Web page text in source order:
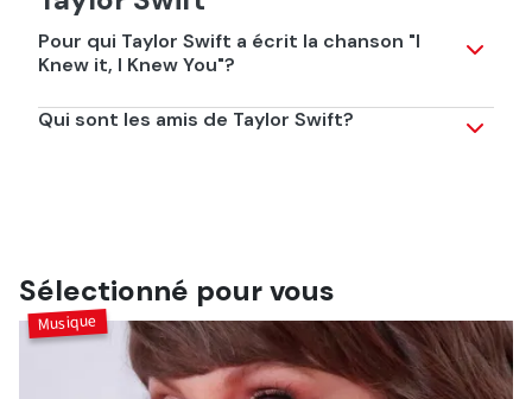
Pour qui Taylor Swift a écrit la chanson "I
Knew it, I Knew You"?
La chanson a été écrite pour Jessie, la cow-girl de Toy
Qui sont les amis de Taylor Swift?
Sélectionné pour vous
Musique